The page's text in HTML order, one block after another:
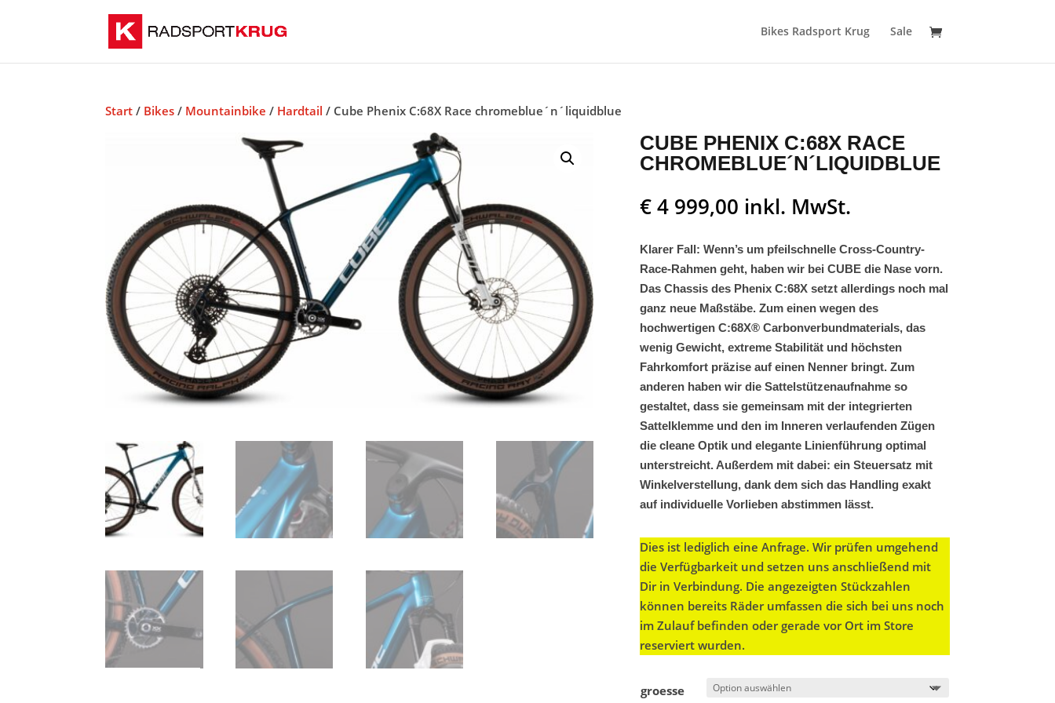
Bikes Radsport Krug Sale
Start / Bikes / Mountainbike / Hardtail / Cube Phenix C:68X Race chromeblue´n´liquidblue
CUBE PHENIX C:68X RACE
CHROMEBLUE´N´LIQUIDBLUE
€4 999,00 inkl. MwSt.
Klarer Fall: Wenn’s um pfeilschnelle Cross-Country-
Race-Rahmen geht, haben wir bei CUBE die Nase vorn.
Das Chassis des Phenix C:68X setzt allerdings noch mal
ganz neue Maßstäbe. Zum einen wegen des
hochwertigen C:68X® Carbonverbundmaterials, das
wenig Gewicht, extreme Stabilität und höchsten
Fahrkomfort präzise auf einen Nenner bringt. Zum
anderen haben wir die Sattelstützenaufnahme so
gestaltet, dass sie gemeinsam mit der integrierten
Sattelklemme und den im Inneren verlaufenden Zügen
die cleane Optik und elegante Linienführung optimal
unterstreicht. Außerdem mit dabei: ein Steuersatz mit
Winkelverstellung, dank dem sich das Handling exakt
auf individuelle Vorlieben abstimmen lässt.
Dies ist lediglich eine Anfrage. Wir prüfen umgehend
die Verfügbarkeit und setzen uns anschließend mit
Dir in Verbindung. Die angezeigten Stückzahlen
können bereits Räder umfassen die sich bei uns noch
im Zulauf befinden oder gerade vor Ort im Store
reserviert wurden.
groesse